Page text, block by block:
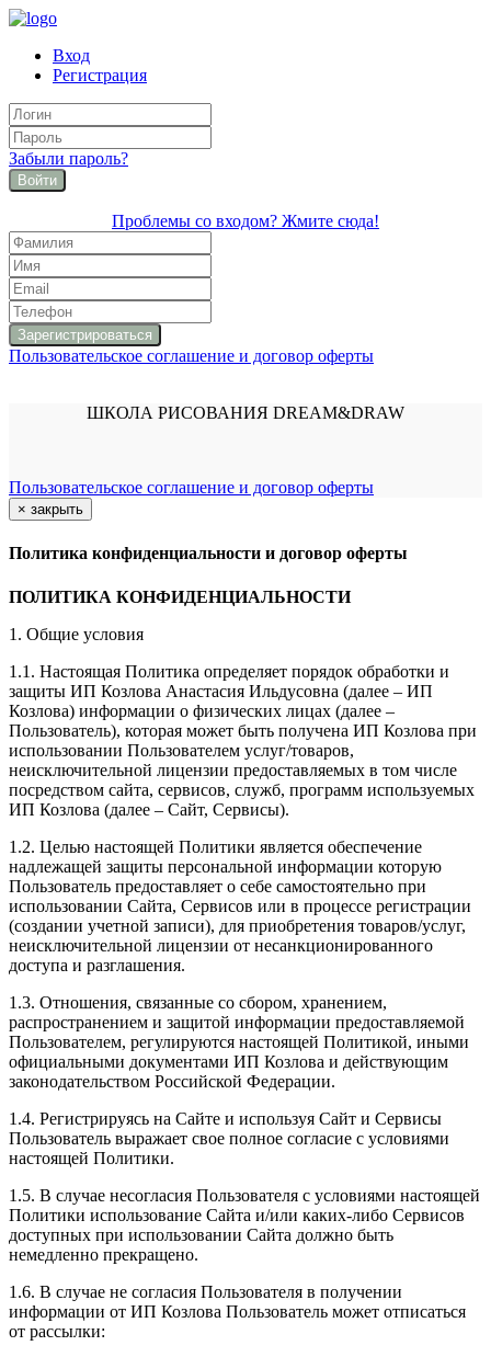
Вход
Регистрация
Забыли пароль?
Войти
Проблемы со входом? Жмите сюда!
Пользовательское соглашение и договор оферты
ШКОЛА РИСОВАНИЯ DREAM&DRAW
Пользовательское соглашение и договор оферты
× закрыть
Политика конфиденциальности и договор оферты
ПОЛИТИКА КОНФИДЕНЦИАЛЬНОСТИ
1. Общие условия
1.1. Настоящая Политика определяет порядок обработки и
защиты ИП Козлова Анастасия Ильдусовна (далее – ИП
Козлова) информации о физических лицах (далее –
Пользователь), которая может быть получена ИП Козлова при
использовании Пользователем услуг/товаров,
неисключительной лицензии предоставляемых в том числе
посредством сайта, сервисов, служб, программ используемых
ИП Козлова (далее – Сайт, Сервисы).
1.2. Целью настоящей Политики является обеспечение
надлежащей защиты персональной информации которую
Пользователь предоставляет о себе самостоятельно при
использовании Сайта, Сервисов или в процессе регистрации
(создании учетной записи), для приобретения товаров/услуг,
неисключительной лицензии от несанкционированного
доступа и разглашения.
1.3. Отношения, связанные со сбором, хранением,
распространением и защитой информации предоставляемой
Пользователем, регулируются настоящей Политикой, иными
официальными документами ИП Козловa и действующим
законодательством Российской Федерации.
1.4. Регистрируясь на Сайте и используя Сайт и Сервисы
Пользователь выражает свое полное согласие с условиями
настоящей Политики.
1.5. В случае несогласия Пользователя с условиями настоящей
Политики использование Сайта и/или каких-либо Сервисов
доступных при использовании Сайта должно быть
немедленно прекращено.
1.6. В случае не согласия Пользователя в получении
информации от ИП Козлова Пользователь может отписаться
от рассылки: